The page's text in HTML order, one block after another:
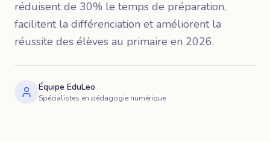
réduisent de 30% le temps de préparation,
facilitent la différenciation et améliorent la
réussite des élèves au primaire en 2026.
Équipe EduLeo
Spécialistes en pédagogie numérique